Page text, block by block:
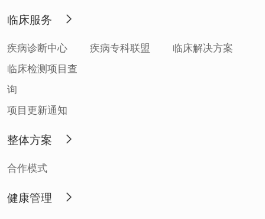
临床服务
疾病诊断中心 疾病专科联盟
临床解决方案
临床检测项目查
询
项目更新通知
整体方案
合作模式
健康管理